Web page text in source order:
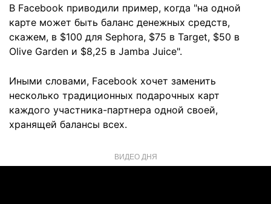
В Facebook приводили пример, когда "на одной
карте может быть баланс денежных средств,
скажем, в $100 для Sephora, $75 в Target, $50 в
Olive Garden и $8,25 в Jamba Juice".
Иными словами, Facebook хочет заменить
несколько традиционных подарочных карт
каждого участника-партнера одной своей,
хранящей балансы всех.
ВИДЕО ДНЯ